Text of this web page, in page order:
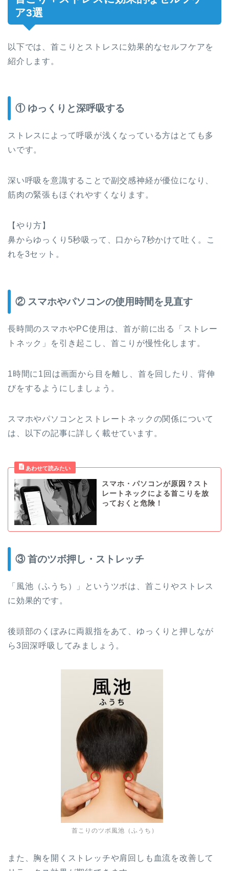
ア3選
以下では、首こりとストレスに効果的なセルフケアを
紹介します。
① ゆっくりと深呼吸する
ストレスによって呼吸が浅くなっている方はとても多
いです。
深い呼吸を意識することで副交感神経が優位になり、
筋肉の緊張もほぐれやすくなります。
【やり方】
鼻からゆっくり5秒吸って、口から7秒かけて吐く。こ
れを3セット。
② スマホやパソコンの使用時間を見直す
長時間のスマホやPC使用は、首が前に出る「ストレー
トネック」を引き起こし、首こりが慢性化します。
1時間に1回は画面から目を離し、首を回したり、背伸
びをするようにしましょう。
スマホやパソコンとストレートネックの関係について
は、以下の記事に詳しく載せています。
スマホ・パソコンが原因？スト
レートネックによる首こりを放
っておくと危険！
③ 首のツボ押し・ストレッチ
「風池（ふうち）」というツボは、首こりやストレス
に効果的です。
後頭部のくぼみに両親指をあて、ゆっくりと押しなが
ら3回深呼吸してみましょう。
首こりのツボ風池（ふうち）
また、胸を開くストレッチや肩回しも血流を改善して